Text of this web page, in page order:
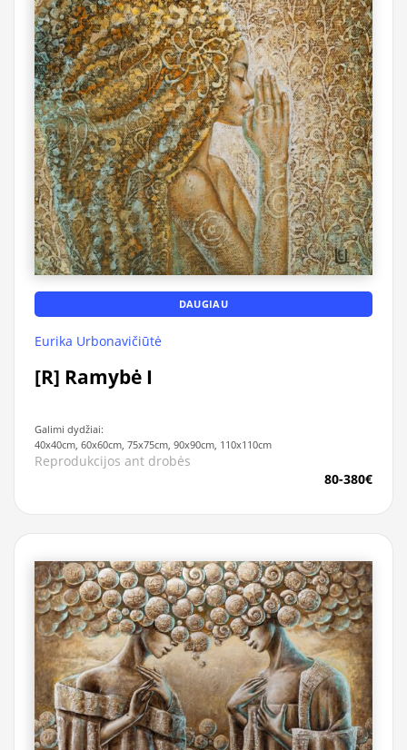
DAUGIAU
Eurika Urbonavičiūtė
[R] Ramybė I
Galimi dydžiai:
40x40cm, 60x60cm, 75x75cm, 90x90cm, 110x110cm
Reprodukcijos ant drobės
80-380€